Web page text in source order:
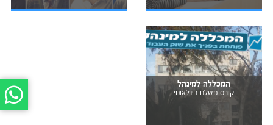
המכללה למינהל
קורס משלח בינלאומי